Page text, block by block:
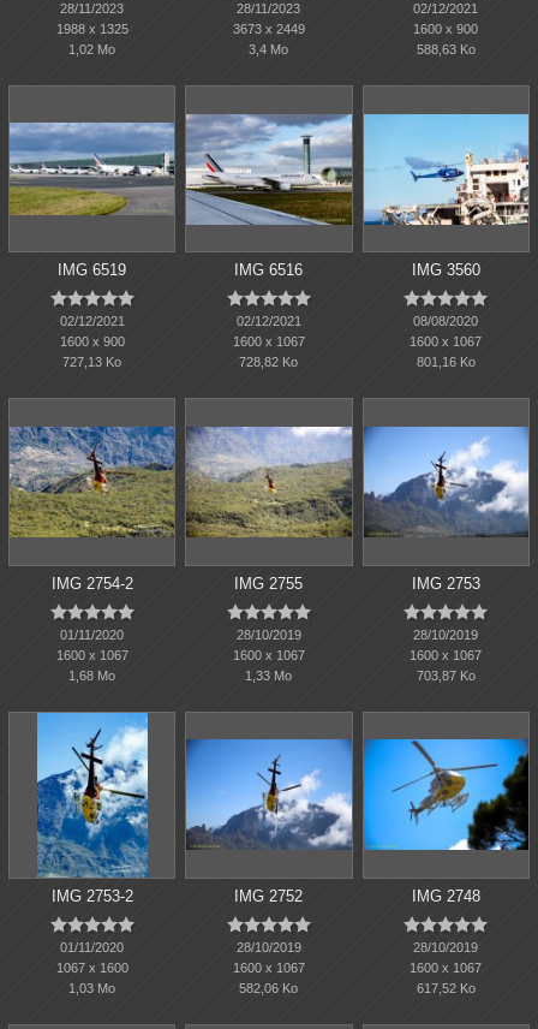
28/11/2023
1988 x 1325
1,02 Mo
28/11/2023
3673 x 2449
3,4 Mo
02/12/2021
1600 x 900
588,63 Ko
IMG 6519

02/12/2021
1600 x 900
727,13 Ko
IMG 6516

02/12/2021
1600 x 1067
728,82 Ko
IMG 3560

08/08/2020
1600 x 1067
801,16 Ko
IMG 2754-2

01/11/2020
1600 x 1067
1,68 Mo
IMG 2755

28/10/2019
1600 x 1067
1,33 Mo
IMG 2753

28/10/2019
1600 x 1067
703,87 Ko
IMG 2753-2

01/11/2020
1067 x 1600
1,03 Mo
IMG 2752

28/10/2019
1600 x 1067
582,06 Ko
IMG 2748

28/10/2019
1600 x 1067
617,52 Ko